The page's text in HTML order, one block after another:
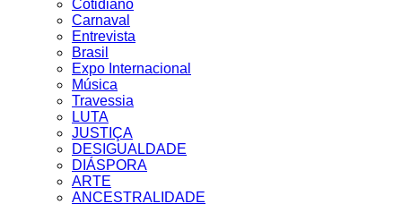
Cotidiano
Carnaval
Entrevista
Brasil
Expo Internacional
Música
Travessia
LUTA
JUSTIÇA
DESIGUALDADE
DIÁSPORA
ARTE
ANCESTRALIDADE